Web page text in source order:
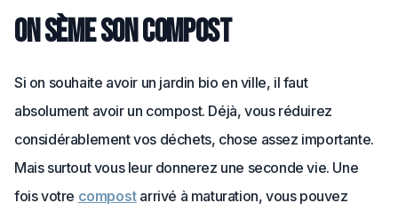
On sème son compost
Si on souhaite avoir un jardin bio en ville, il faut
absolument avoir un compost. Déjà, vous réduirez
considérablement vos déchets, chose assez importante.
Mais surtout vous leur donnerez une seconde vie. Une
fois votre compostarrivé à maturation, vous pouvez